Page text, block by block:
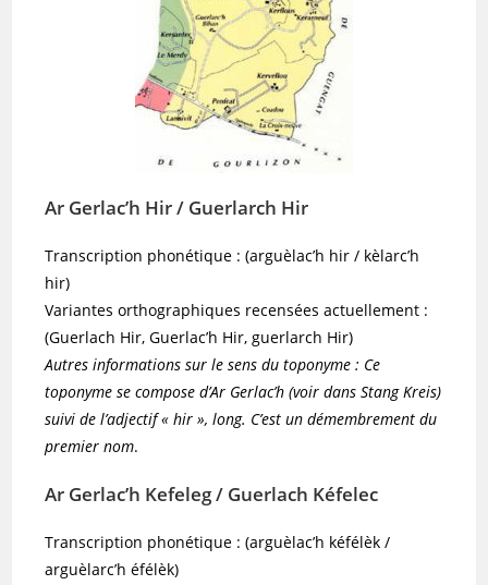
Ar Gerlac’h Hir / Guerlarch Hir
Transcription phonétique : (arguèlac’h hir / kèlarc’h
hir)
Variantes orthographiques recensées actuellement :
(Guerlach Hir, Guerlac’h Hir, guerlarch Hir)
Autres informations sur le sens du toponyme : Ce
toponyme se compose d’Ar Gerlac’h (voir dans Stang Kreis)
suivi de l’adjectif « hir », long. C’est un démembrement du
premier nom.
Ar Gerlac’h Kefeleg / Guerlach Kéfelec
Transcription phonétique : (arguèlac’h kéfélèk /
arguèlarc’h éfélèk)